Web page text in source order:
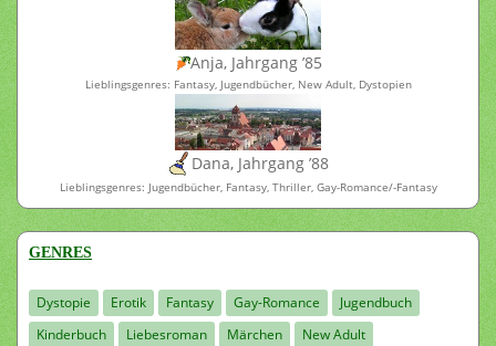
Anja, Jahrgang ’85
Lieblingsgenres: Fantasy, Jugendbücher, New Adult, Dystopien
Dana, Jahrgang ’88
Lieblingsgenres: Jugendbücher, Fantasy, Thriller, Gay-Romance/-Fantasy
GENRES
Dystopie Erotik Fantasy Gay-Romance
Jugendbuch
Kinderbuch
Liebesroman Märchen
New Adult